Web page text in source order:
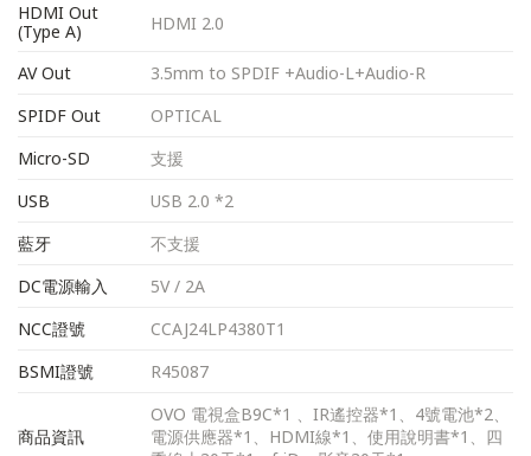
HDMI Out
(Type A)
HDMI 2.0
AV Out
3.5mm to SPDIF +Audio-L+Audio-R
SPIDF Out
OPTICAL
Micro-SD
支援
USB
USB 2.0 *2
藍牙
不支援
DC電源輸入
5V / 2A
NCC證號
CCAJ24LP4380T1
BSMI證號
R45087
商品資訊
OVO 電視盒B9C*1 、IR遙控器*1、4號電池*2、
電源供應器*1、HDMI線*1、使用說明書*1、四